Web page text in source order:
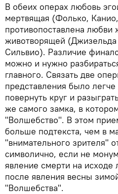
В обеих операх любовь
мертвящая (Фолько,
противопоставлена любви
животворящей
Сильвио). Различие
можно и нужно
главного. Связать две
представления было
повернуть круг и
же самого замка, в
"Волшебство". В этом
больше подтекста, чем в
"внимательного зрителя"
символично, если не
явление смерти на
после явления весны
"Волшебства".